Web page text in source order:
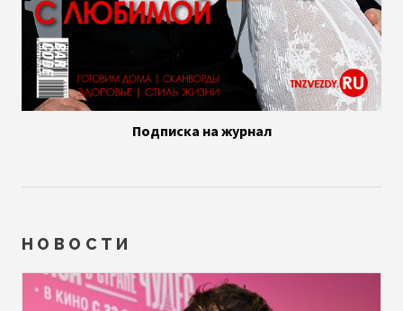
Подписка на журнал
НОВОСТИ